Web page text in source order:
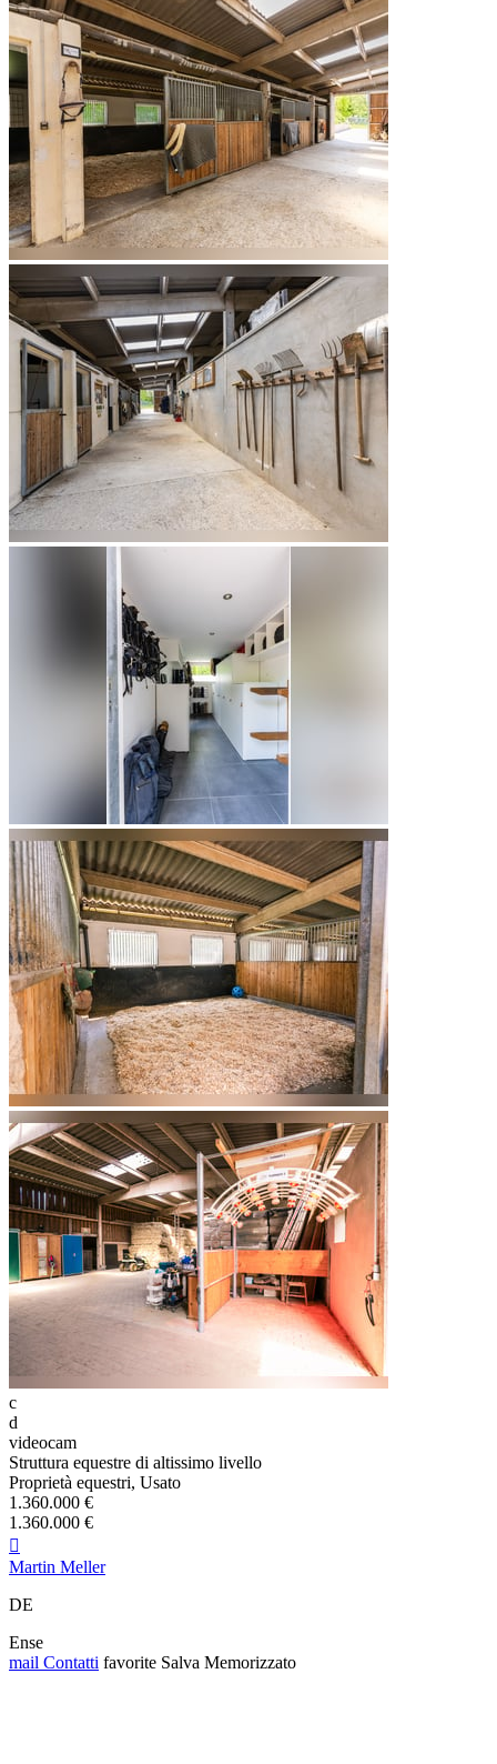
c
d
videocam
Struttura equestre di altissimo livello
Proprietà equestri, Usato
1.360.000 €
1.360.000 €

Martin Meller
DE
Ense
mail Contatti favorite Salva Memorizzato